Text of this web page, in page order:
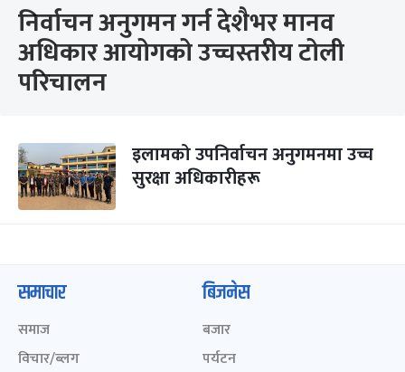
निर्वाचन अनुगमन गर्न देशैभर मानव
अधिकार आयोगको उच्चस्तरीय टोली
परिचालन
इलामको उपनिर्वाचन अनुगमनमा उच्च
सुरक्षा अधिकारीहरू
समाचार
समाज
विचार/ब्लग
बिजनेस
बजार
पर्यटन